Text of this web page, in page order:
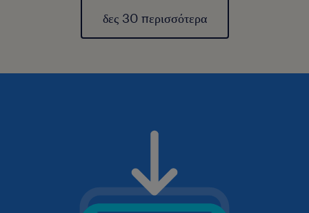
δες 30 περισσότερα